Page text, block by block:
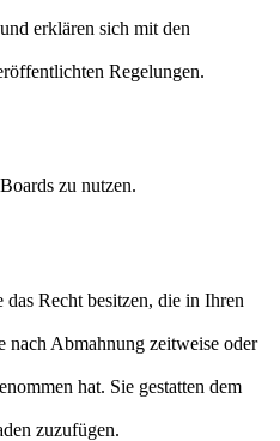
erklären sich mit den
Regelungen.
zu nutzen.
das Recht besitzen, die in Ihren
nach Abmahnung zeitweise oder
hat. Sie gestatten dem
zuzufügen.